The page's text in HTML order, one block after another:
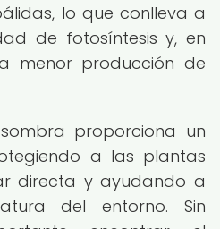
lo que conlleva a
de fotosíntesis y, en
menor producción de
proporciona un
a las plantas
directa y ayudando a
del entorno. Sin